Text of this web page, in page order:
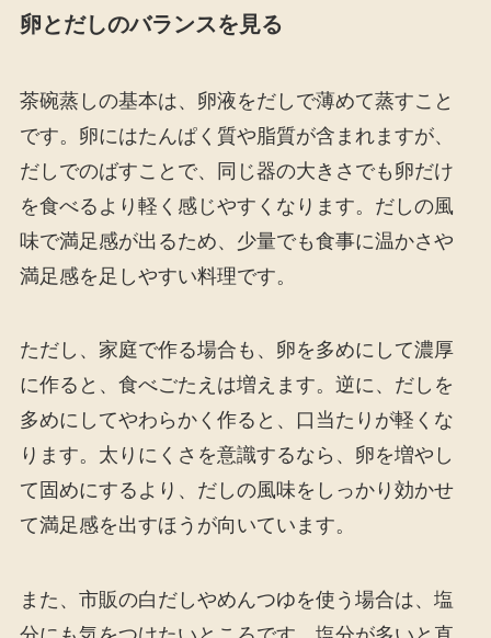
卵とだしのバランスを見る
茶碗蒸しの基本は、卵液をだしで薄めて蒸すこと
です。卵にはたんぱく質や脂質が含まれますが、
だしでのばすことで、同じ器の大きさでも卵だけ
を食べるより軽く感じやすくなります。だしの風
味で満足感が出るため、少量でも食事に温かさや
満足感を足しやすい料理です。
ただし、家庭で作る場合も、卵を多めにして濃厚
に作ると、食べごたえは増えます。逆に、だしを
多めにしてやわらかく作ると、口当たりが軽くな
ります。太りにくさを意識するなら、卵を増やし
て固めにするより、だしの風味をしっかり効かせ
て満足感を出すほうが向いています。
また、市販の白だしやめんつゆを使う場合は、塩